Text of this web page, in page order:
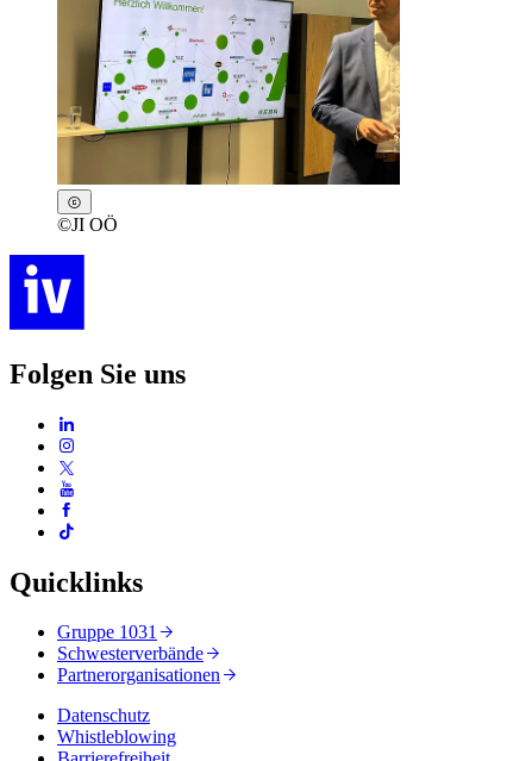
©JI OÖ
Folgen Sie uns
Quicklinks
Gruppe 1031
Schwesterverbände
Partnerorganisationen
Datenschutz
Whistleblowing